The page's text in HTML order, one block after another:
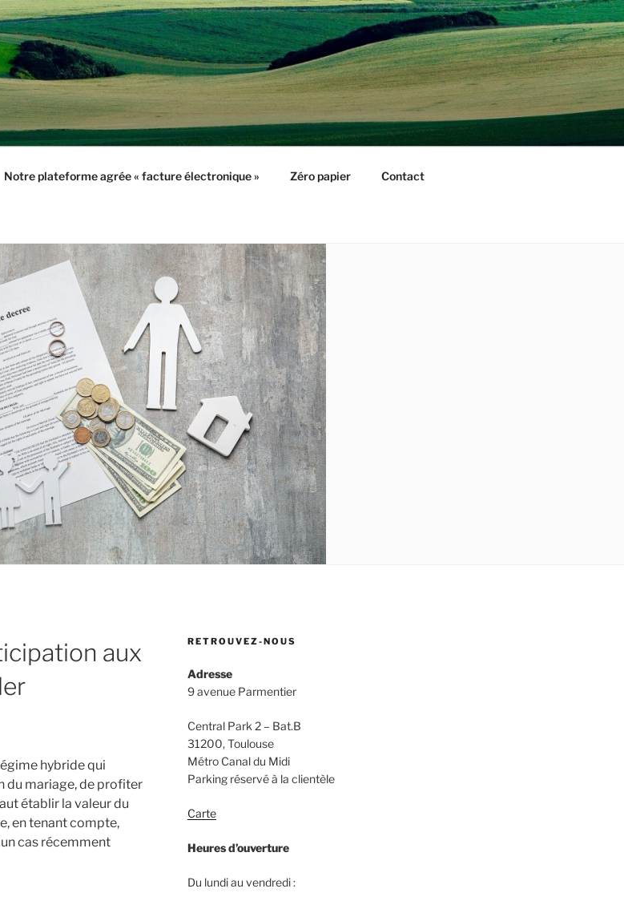
Notre plateforme agrée « facture électronique » Zéro papier Contact
aux
hybride qui
du mariage, de profiter
établir la valeur du
en tenant compte,
cas récemment
RETROUVEZ-NOUS
Adresse
9 avenue Parmentier
Central Park 2 – Bat.B
31200, Toulouse
Métro Canal du Midi
Parking réservé à la clientèle
Carte
Heures d’ouverture
Du lundi au vendredi :